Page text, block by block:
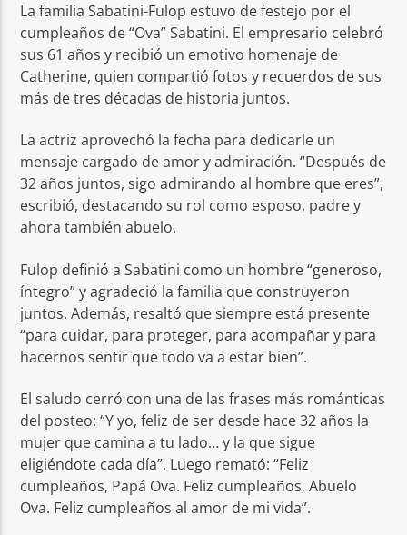
La familia Sabatini-Fulop estuvo de festejo por el
cumpleaños de “Ova” Sabatini. El empresario celebró
sus 61 años y recibió un emotivo homenaje de
Catherine, quien compartió fotos y recuerdos de sus
más de tres décadas de historia juntos.
La actriz aprovechó la fecha para dedicarle un
mensaje cargado de amor y admiración. “Después de
32 años juntos, sigo admirando al hombre que eres”,
escribió, destacando su rol como esposo, padre y
ahora también abuelo.
Fulop definió a Sabatini como un hombre “generoso,
íntegro” y agradeció la familia que construyeron
juntos. Además, resaltó que siempre está presente
“para cuidar, para proteger, para acompañar y para
hacernos sentir que todo va a estar bien”.
El saludo cerró con una de las frases más románticas
del posteo: “Y yo, feliz de ser desde hace 32 años la
mujer que camina a tu lado… y la que sigue
eligiéndote cada día”. Luego remató: “Feliz
cumpleaños, Papá Ova. Feliz cumpleaños, Abuelo
Ova. Feliz cumpleaños al amor de mi vida”.